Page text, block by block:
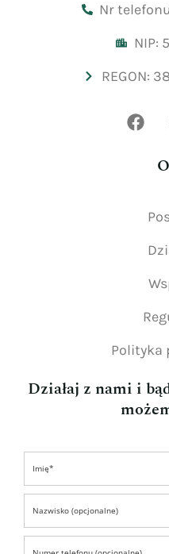
Nr
NIP:
REGON:
Polityka
Działaj z nami i